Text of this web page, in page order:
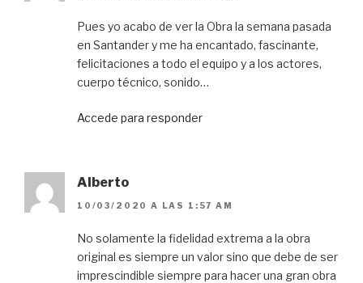
Pues yo acabo de ver la Obra la semana pasada
en Santander y me ha encantado, fascinante,
felicitaciones a todo el equipo y a los actores,
cuerpo técnico, sonido…
Accede para responder
Alberto
10/03/2020 A LAS 1:57 AM
No solamente la fidelidad extrema a la obra
original es siempre un valor sino que debe de ser
imprescindible siempre para hacer una gran obra